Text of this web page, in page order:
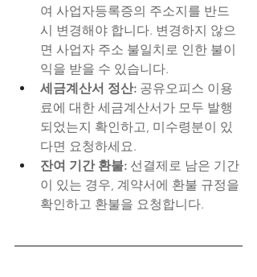
여 사업자등록증의 주소지를 반드
시 변경해야 합니다. 변경하지 않으
면 사업자 주소 불일치로 인한 불이
익을 받을 수 있습니다.
세금계산서 정산: 공유오피스 이용
료에 대한 세금계산서가 모두 발행
되었는지 확인하고, 미수령분이 있
다면 요청하세요.
잔여 기간 환불: 선결제로 남은 기간
이 있는 경우, 계약서에 환불 규정을
확인하고 환불을 요청합니다.